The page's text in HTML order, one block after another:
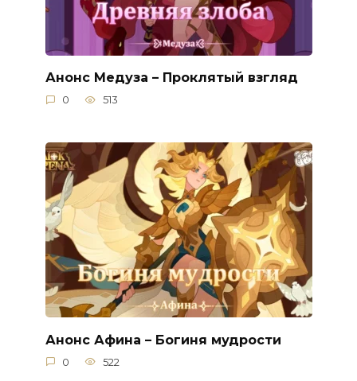
Анонс Медуза – Проклятый взгляд
0 513
Анонс Афина – Богиня мудрости
0 522